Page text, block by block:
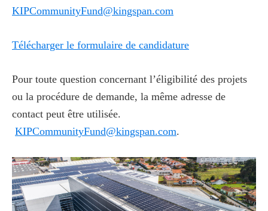
KIPCommunityFund@kingspan.com
Télécharger le formulaire de candidature
Pour toute question concernant l’éligibilité des projets
ou la procédure de demande, la même adresse de
contact peut être utilisée.
KIPCommunityFund@kingspan.com.